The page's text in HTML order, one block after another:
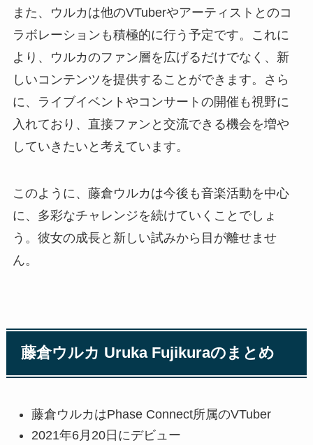
また、ウルカは他のVTuberやアーティストとのコ
ラボレーションも積極的に行う予定です。これに
より、ウルカのファン層を広げるだけでなく、新
しいコンテンツを提供することができます。さら
に、ライブイベントやコンサートの開催も視野に
入れており、直接ファンと交流できる機会を増や
していきたいと考えています。
このように、藤倉ウルカは今後も音楽活動を中心
に、多彩なチャレンジを続けていくことでしょ
う。彼女の成長と新しい試みから目が離せませ
ん。
藤倉ウルカ Uruka Fujikuraのまとめ
藤倉ウルカはPhase Connect所属のVTuber
2021年6月20日にデビュー